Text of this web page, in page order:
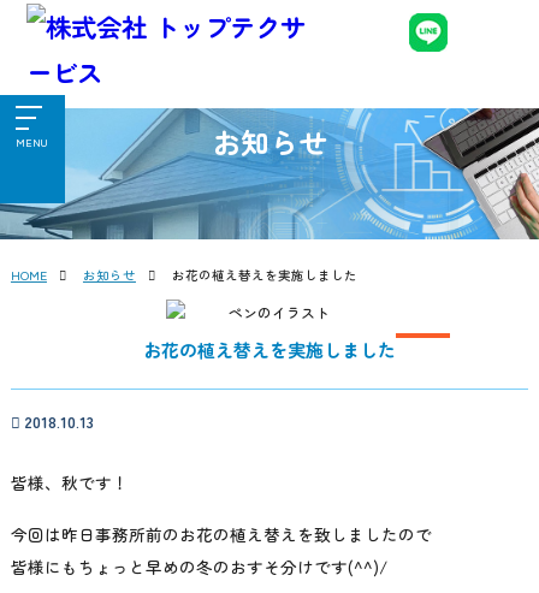
MENU お知らせ
HOME お知らせ お花の植え替えを実施しました
お花の植え替えを実施しました
2018.10.13
皆様、秋です！
今回は昨日事務所前のお花の植え替えを致しましたので
皆様にもちょっと早めの冬のおすそ分けです(^^)/